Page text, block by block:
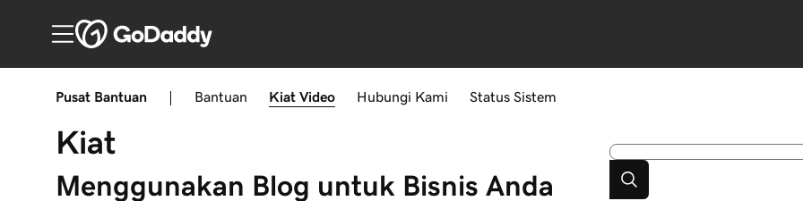
Pusat Bantuan Bantuan Kiat Video Hubungi Kami Status Sistem
Kiat
Menggunakan Blog untuk Bisnis Anda